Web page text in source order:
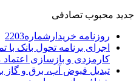
جدید محبوب تصادفی
روزنامه خریدارشماره2203
اجرای برنامه تحول بانک با
کارمزدی و بازسازی اعتماد
تبدیل قبوض آب، برق و گاز